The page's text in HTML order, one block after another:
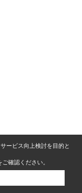
ービス向上検討を目的と
ご確認ください。